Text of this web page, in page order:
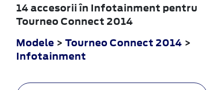
14 accesorii în Infotainment pentru
Tourneo Connect 2014
Modele > Tourneo Connect 2014 >
Infotainment